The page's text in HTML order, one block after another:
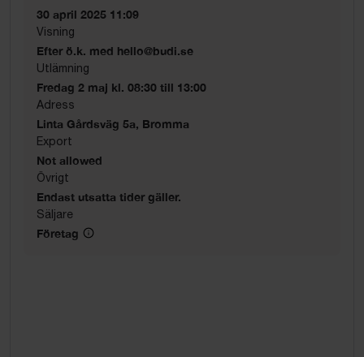
30 april 2025 11:09
Visning
Efter ö.k. med hello@budi.se
Utlämning
Fredag 2 maj kl. 08:30 till 13:00
Adress
Linta Gårdsväg 5a, Bromma
Export
Not allowed
Övrigt
Endast utsatta tider gäller.
Säljare
Företag